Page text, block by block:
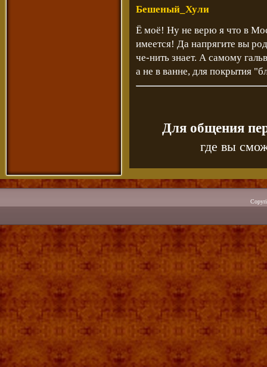
Бешеный_Хули
Ё моё! Ну не верю я что в
имеется! Да напрягите вы
че-нить знает. А самому
а не в ванне, для покрытия
Для общения
где вы